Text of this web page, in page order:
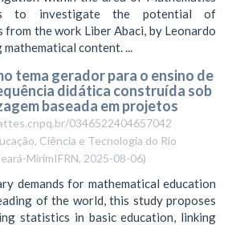
to investigate the potential of
from the work Liber Abaci, by Leonardo
content. ...
tema gerador para o ensino de
didática construída sob
baseada em projetos
0346522404657042
Ciência e Tecnologia do Rio
MirimIFRN, 2025-08-06)
demands for mathematical education
of the world, this study proposes
statistics in basic education, linking